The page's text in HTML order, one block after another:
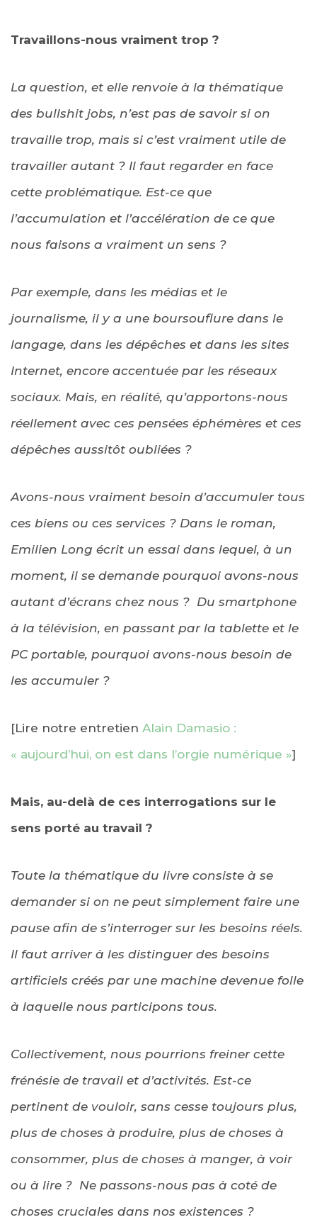
Travaillons-nous vraiment trop ?
La question, et elle renvoie à la thématique
des bullshit jobs, n’est pas de savoir si on
travaille trop, mais si c’est vraiment utile de
travailler autant ? Il faut regarder en face
cette problématique. Est-ce que
l’accumulation et l’accélération de ce que
nous faisons a vraiment un sens ?
Par exemple, dans les médias et le
journalisme, il y a une boursouflure dans le
langage, dans les dépêches et dans les sites
Internet, encore accentuée par les réseaux
sociaux. Mais, en réalité, qu’apportons-nous
réellement avec ces pensées éphémères et ces
dépêches aussitôt oubliées ?
Avons-nous vraiment besoin d’accumuler tous
ces biens ou ces services ? Dans le roman,
Emilien Long écrit un essai dans lequel, à un
moment, il se demande pourquoi avons-nous
autant d’écrans chez nous ? Du smartphone
à la télévision, en passant par la tablette et le
PC portable, pourquoi avons-nous besoin de
les accumuler ?
[Lire notre entretien Alain Damasio :
« aujourd’hui, on est dans l’orgie numérique »]
Mais, au-delà de ces interrogations sur le
sens porté au travail ?
Toute la thématique du livre consiste à se
demander si on ne peut simplement faire une
pause afin de s’interroger sur les besoins réels.
Il faut arriver à les distinguer des besoins
artificiels créés par une machine devenue folle
à laquelle nous participons tous.
Collectivement, nous pourrions freiner cette
frénésie de travail et d’activités. Est-ce
pertinent de vouloir, sans cesse toujours plus,
plus de choses à produire, plus de choses à
consommer, plus de choses à manger, à voir
ou à lire ? Ne passons-nous pas à coté de
choses cruciales dans nos existences ?